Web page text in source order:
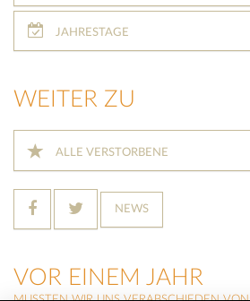
JAHRESTAGE
WEITER ZU
ALLE VERSTORBENE
NEWS
VOR EINEM JAHR